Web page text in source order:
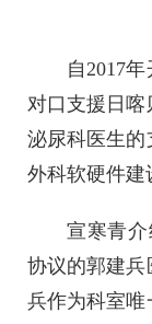
自2017
对口支援日
泌尿科医生的
外科软硬件建
宣寒青
协议的郭建兵
兵作为科室唯